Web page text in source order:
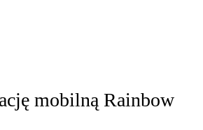
mobilną Rainbow